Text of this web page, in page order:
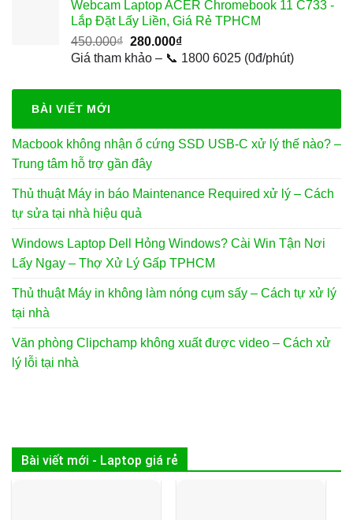
500.000₫.là:
150.000₫.
Webcam Laptop ACER Chromebook 11 C733 -
Lắp Đặt Lấy Liền, Giá Rẻ TPHCM
450.000₫ Giá
gốc
450.000₫.
280.000₫Giá
hiện
là:
Giá tham khảo – 📞 1800 6025 (0đ/phút)
BÀI VIẾT MỚI
Macbook không nhận ổ cứng SSD USB-C xử lý thế nào? –
Trung tâm hỗ trợ gần đây
Thủ thuật Máy in báo Maintenance Required xử lý – Cách
tự sửa tại nhà hiệu quả
Windows Laptop Dell Hỏng Windows? Cài Win Tận Nơi
Lấy Ngay – Thợ Xử Lý Gấp TPHCM
Thủ thuật Máy in không làm nóng cụm sấy – Cách tự xử lý
tại nhà
Văn phòng Clipchamp không xuất được video – Cách xử
lý lỗi tại nhà
Bài viết mới - Laptop giá rẻ